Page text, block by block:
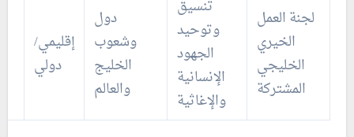
لجنة العمل
الخيري
الخليجي
المشتركة
تنسيق
وتوحيد
الجهود
الإنسانية
والإغاثية
دول
وشعوب
الخليج
والعالم
إقليمي/
دولي